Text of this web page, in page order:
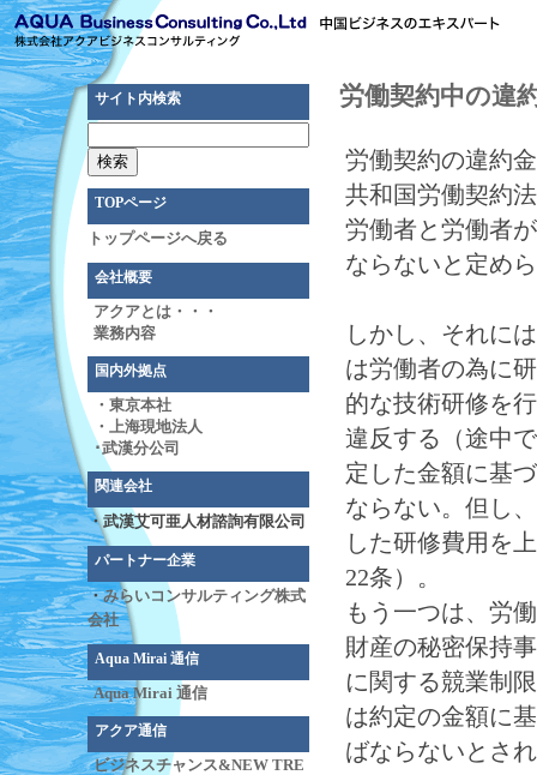
サイト内検索
TOPページ
トップページへ戻る
会社概要
アクアとは・・・
業務内容
国内外拠点
・東京本社
・上海現地法人
･武漢分公司
関連会社
・武漢艾可亜人材諮詢有限公司
パートナー企業
・みらいコンサルティング株式
会社
Aqua Mirai 通信
Aqua Mirai 通信
アクア通信
ビジネスチャンス&NEW TRE
労働契約中の違
労働契約の違約
共和国労働契約
労働者と労働者
ならないと定め
しかし、それに
は労働者の為に
的な技術研修を
違反する（途中
定した金額に基
ならない。但し
した研修費用を
22条）。
もう一つは、労
財産の秘密保持
に関する競業制
は約定の金額に
ばならないとさ